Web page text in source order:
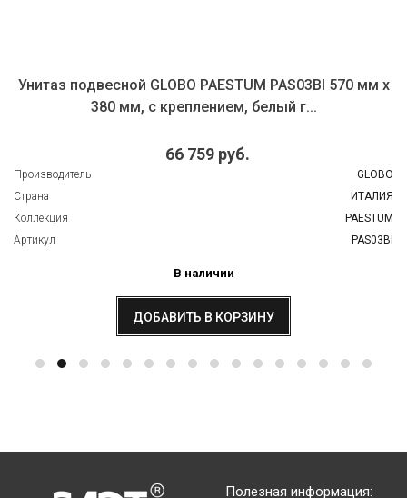
Унитаз подвесной GLOBO PAESTUM PAS03BI 570 мм х
380 мм, с креплением, белый г...
66 759 руб.
Производитель
GLOBO
Страна
ИТАЛИЯ
Коллекция
PAESTUM
Артикул
PAS03BI
В наличии
ДОБАВИТЬ В КОРЗИНУ
Полезная информация: